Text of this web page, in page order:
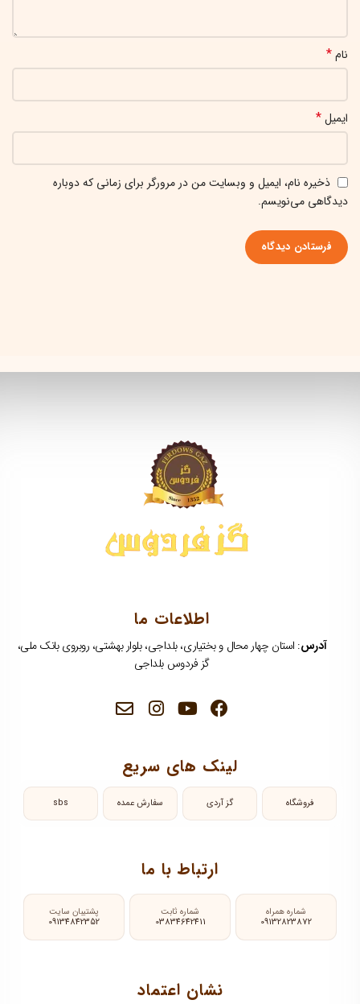
نام*
ایمیل*
ذخیره نام، ایمیل و وبسایت من در مرورگر برای زمانی که دوباره
دیدگاهی می‌نویسم.
اطلاعات ما
آدرس: استان چهار محال و بختیاری، بلداجی، بلوار بهشتی، روبروی بانک ملی،
گز فردوس بلداجی
لینک های سریع
فروشگاه گز آردی سفارش عمده sbs
ارتباط با ما
شماره همراه
09132823872
شماره ثابت
03834642411
پشتیبان سایت
09134842352
نشان اعتماد